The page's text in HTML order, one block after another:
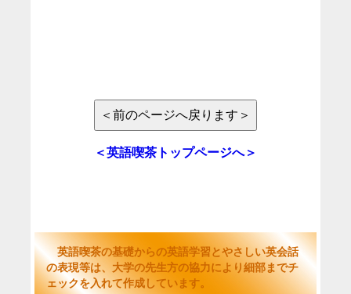
＜英語喫茶トップページへ＞
英語喫茶の基礎からの英語学習とやさしい英会話
の表現等は、大学の先生方の協力により細部までチ
ェックを入れて作成しています。